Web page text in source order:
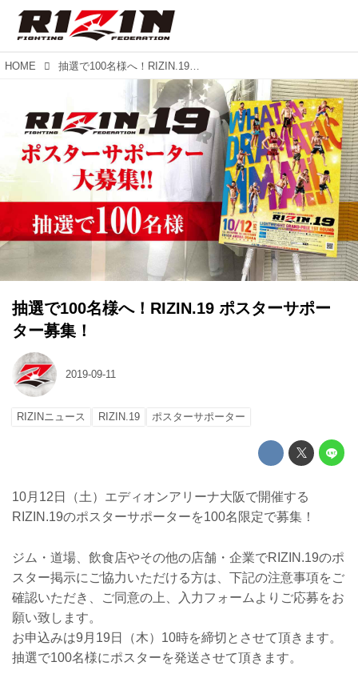
HOME 抽選で100名様へ！RIZIN.19 ポスターサポーター募集！
抽選で100名様へ！RIZIN.19 ポスターサポー
ター募集！
2019-09-11
RIZINニュース RIZIN.19 ポスターサポーター
10月12日（土）エディオンアリーナ大阪で開催する
RIZIN.19のポスターサポーターを100名限定で募集！
ジム・道場、飲食店やその他の店舗・企業でRIZIN.19のポ
スター掲示にご協力いただける方は、下記の注意事項をご
確認いただき、ご同意の上、入力フォームよりご応募をお
願い致します。
お申込みは9月19日（木）10時を締切とさせて頂きます。
抽選で100名様にポスターを発送させて頂きます。